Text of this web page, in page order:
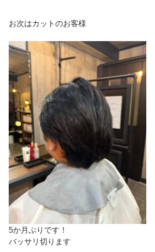
お次はカットのお客様
5か月ぶりです！
バッサリ切ります